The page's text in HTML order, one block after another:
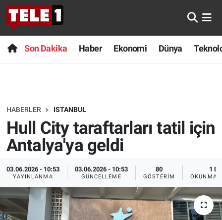
Son Dakika Haber Ekonomi Dünya
HABERLER ISTANBUL
Hull City taraftarları tatil için
Antalya'ya geldi
03.06.2026 - 10:53
YAYINLANMA
03.06.2026 - 10:53
GÜNCELLEME
80
GÖSTERIM
1 DK
OKUNMA
Anında Manşet
Başka Sohbetler
Bilim turu
Bilim ve Teknoloji Evreni
Doğa Konuşuyor
Dünya
Ege Saati
Son Dakika
Haber
Dünya
Teknoloji
Sağlık
Spor
Yayın Akışı
Nöbetçi Eczaneler
Hava Durumu
Trafik Durumu
Süper Lig Puan Durumu ve Fikstür
Tüm Manşetler
Son Dakika Haberleri
Haber Arşivi